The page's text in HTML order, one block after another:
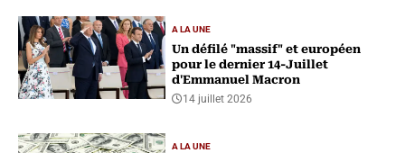
A LA UNE
Un défilé "massif" et européen
pour le dernier 14-Juillet
d'Emmanuel Macron
14 juillet 2026
A LA UNE